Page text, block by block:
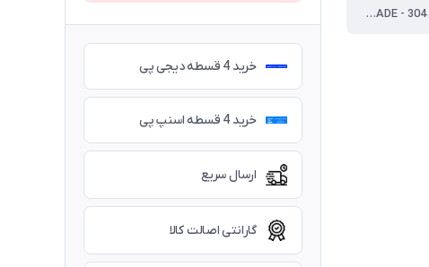
استیل 304 - PP FOOD GRADE
خرید 4 قسطه دیجی پی
خرید 4 قسطه اسنپ پی
ارسال سریع
گارانتی اصالت کالا